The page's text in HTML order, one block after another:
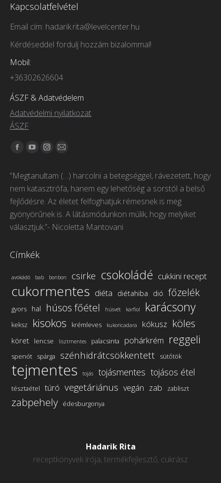
Kapcsolatfelvétel
Email cím: hadarik.rita@levelcenter.hu
Kérdéseddel fordulj hozzám bizalommal!
Mobil:
+36302626604
ÁSZF & Adatvédelem
Adatvédelmi nyilatkozat
ÁSZF
Itt vagyunk elérhetőek:
Facebook
opens
in
new
window
YouTube
opens
in
new
window
Instagram
opens
in
new
window
Mail
opens
in
new
window
“Megtanultam (…) harcolni a betegséggel, rávezetett, hogy
nem katasztrófa, hanem egy lehetőség a sorstól a belső
fejlődésre. Az életet felfoghatjuk rémesnek is meg
gyönyörűnek is. A látásmódunkon múlik, hogy melyiket
választjuk.”- Nicoletta Mantovani
Címkék
avokádó bab bonbon csirke csokoládé cukkini recept
cukormentes diéta diétahiba dió főzelék
gyors hal húsos főétel húsvét karfiol karácsony
keksz kisokos krémleves kukoricadara kókusz köles
köret lencse lisztmentes palacsinta pohárkrém reggeli
spenót spárga szénhidrátcsökkentett sütőtök
tejmentes tojás tojásmentes tojásos étel
tésztaétel túró vegetáriánus vegán zab zabliszt
zabpehely édesburgonya
Hadarik Rita
receptkönyvek írója, termékfejlesztő, cukrász